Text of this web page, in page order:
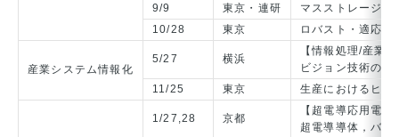
9/9
東京・連研
マスストレージシ
10/28
東京 ロバスト・適応
産業システム情報化
5/27 横浜
【情報処理/産業
ビジョン技術の特
11/25
東京 生産におけるヒュ
1/27,28 京都
【超電導応用電
超電導導体，バル